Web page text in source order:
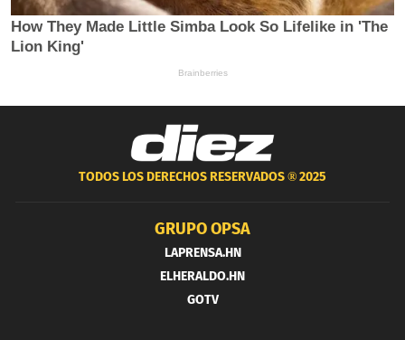
TODOS LOS DERECHOS RESERVADOS ®2025
GRUPO OPSA
LAPRENSA.HN
ELHERALDO.HN
GOTV